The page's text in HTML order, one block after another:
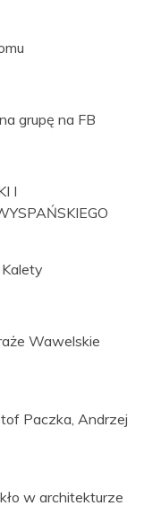
grupę na FB
I
Wawelskie
Paczka, Andrzej
w architekturze